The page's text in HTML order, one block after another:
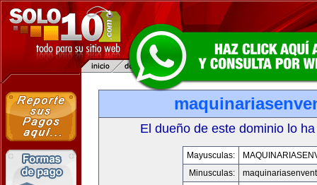
El dueño de este dominio lo
Mayusculas:
Minusculas: